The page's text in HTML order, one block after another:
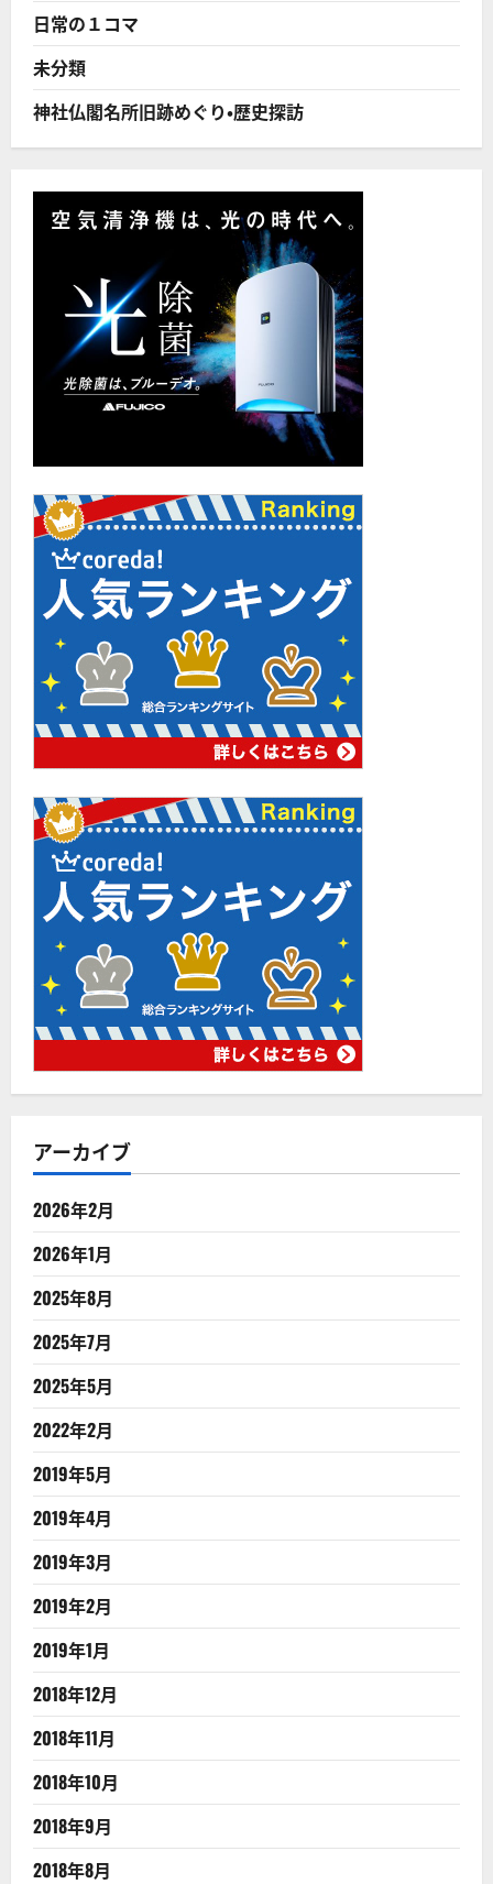
日常の１コマ
未分類
神社仏閣名所旧跡めぐり・歴史探訪
アーカイブ
2026年2月
2026年1月
2025年8月
2025年7月
2025年5月
2022年2月
2019年5月
2019年4月
2019年3月
2019年2月
2019年1月
2018年12月
2018年11月
2018年10月
2018年9月
2018年8月